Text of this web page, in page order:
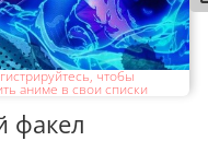
чтобы
аниме в свои списки
факел